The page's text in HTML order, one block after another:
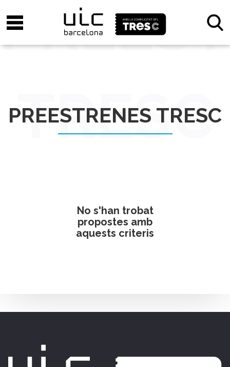
TRESC
PREESTRENES TRESC
No s'han trobat
propostes amb
aquests criteris